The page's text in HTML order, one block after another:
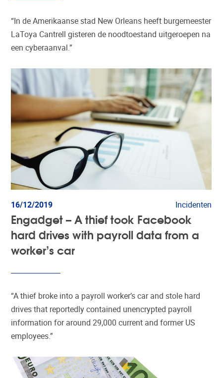
“In de Amerikaanse stad New Orleans heeft burgemeester
LaToya Cantrell gisteren de noodtoestand uitgeroepen na
een cyberaanval.”
16/12/2019 Incidenten
Engadget – A thief took Facebook
hard drives with payroll data from a
worker’s car
“A thief broke into a payroll worker’s car and stole hard
drives that reportedly contained unencrypted payroll
information for around 29,000 current and former US
employees.”